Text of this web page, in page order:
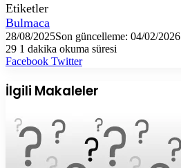
Etiketler
Bulmaca
28/08/2025Son güncelleme: 04/02/2026
29 1 dakika okuma süresi
Facebook TwitterLinkedIn
Tumblr
Pinterest
Reddit
VKontakte
E-
ile
paylaş
Yazdır
İlgili Makaleler